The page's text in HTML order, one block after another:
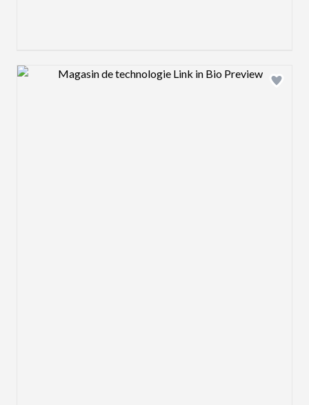
Design preview image